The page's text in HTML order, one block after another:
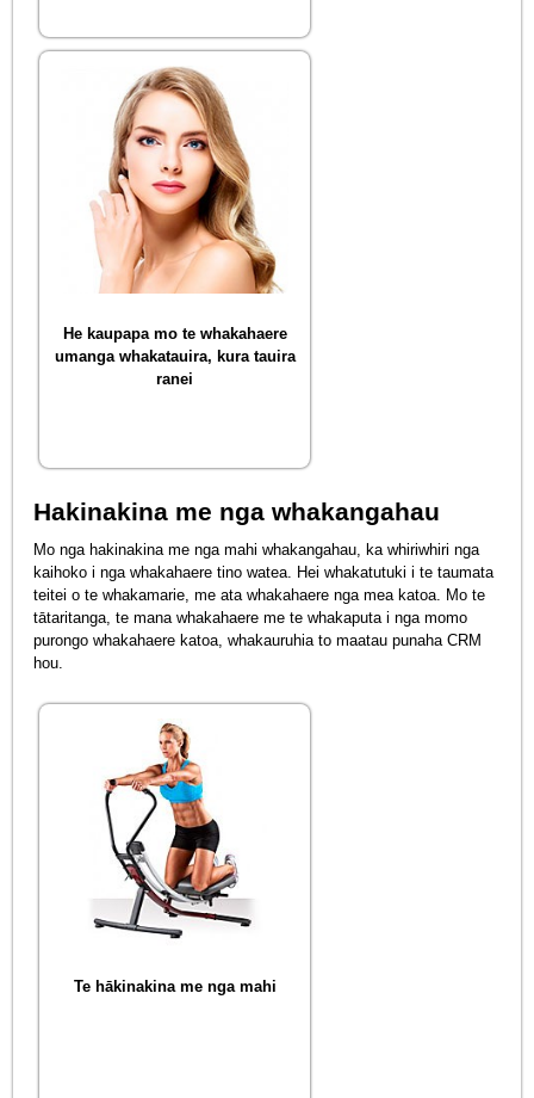
He kaupapa mo te whakahaere
umanga whakatauira, kura tauira
ranei
Hakinakina me nga whakangahau
Mo nga hakinakina me nga mahi whakangahau, ka whiriwhiri nga
kaihoko i nga whakahaere tino watea. Hei whakatutuki i te taumata
teitei o te whakamarie, me ata whakahaere nga mea katoa. Mo te
tātaritanga, te mana whakahaere me te whakaputa i nga momo
purongo whakahaere katoa, whakauruhia to maatau punaha CRM
hou.
Te hākinakina me nga mahi